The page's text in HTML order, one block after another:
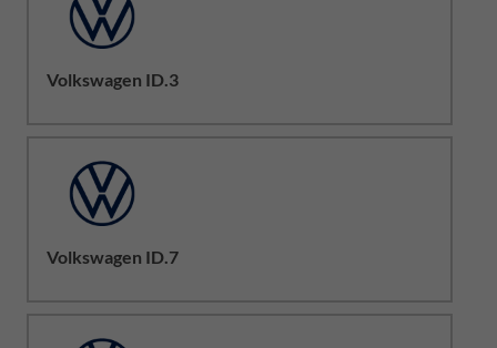
Volkswagen ID.3
Volkswagen ID.7